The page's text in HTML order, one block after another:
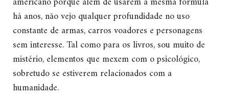
há anos, não vejo qualquer profundidade no uso
constante de armas, carros voadores e personagens
sem interesse. Tal como para os livros, sou muito de
mistério, elementos que mexem com o psicológico,
sobretudo se estiverem relacionados com a
humanidade.